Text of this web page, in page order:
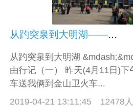
从趵突泉到大明湖——山东三地自由行记（一）
从趵突泉到大明湖
由行记（一） 昨天(4月11日)下
车送我俩到金山卫火车...
2019-04-21 13:11:45
12478